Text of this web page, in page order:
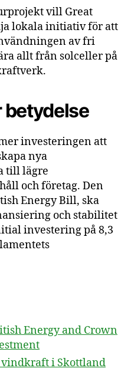
vill Great
lokala initiativ för att
av fri
allt från solceller på
betydelse
investeringen att
nya
till lägre
och företag. Den
Energy Bill, ska
och stabilitet
investering på 8,3
Energy and Crown
i Skottland